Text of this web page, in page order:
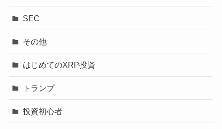
SEC
その他
はじめてのXRP投資
トランプ
投資初心者